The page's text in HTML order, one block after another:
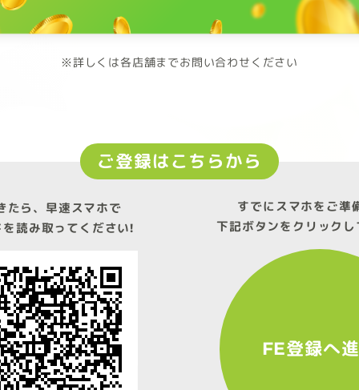
※詳しくは各店舗までお問い合わせください
ご登録はこちらから
たら、早速スマホで
読み取ってください!
すでにスマホをご準
下記ボタンをクリック
FE登録へ